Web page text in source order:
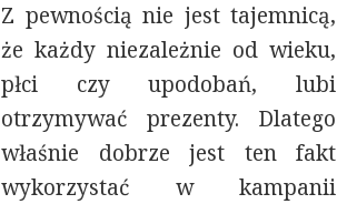
Z pewnością nie jest tajemnicą,
że każdy niezależnie od wieku,
płci czy upodobań, lubi
otrzymywać prezenty. Dlatego
właśnie dobrze jest ten fakt
wykorzystać w kampanii